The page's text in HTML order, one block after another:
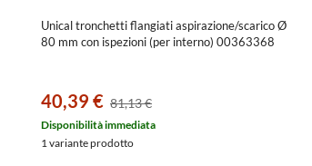
Unical tronchetti flangiati aspirazione/scarico Ø
80 mm con ispezioni (per interno) 00363368
40,39 € 81,13 €
Disponibilità immediata
1 variante prodotto